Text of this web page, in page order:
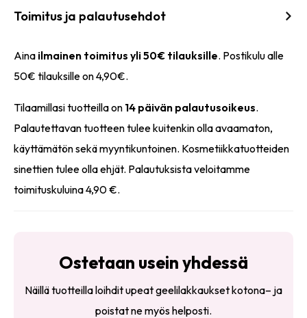
Toimitus ja palautusehdot
Aina ilmainen toimitus yli 50€ tilauksille. Postikulu alle
50€ tilauksille on 4,90€.
Tilaamillasi tuotteilla on 14 päivän palautusoikeus.
Palautettavan tuotteen tulee kuitenkin olla avaamaton,
käyttämätön sekä myyntikuntoinen. Kosmetiikkatuotteiden
sinettien tulee olla ehjät. Palautuksista veloitamme
toimituskuluina 4,90 €.
Ostetaan usein yhdessä
Näillä tuotteilla loihdit upeat geelilakkaukset kotona– ja
poistat ne myös helposti.